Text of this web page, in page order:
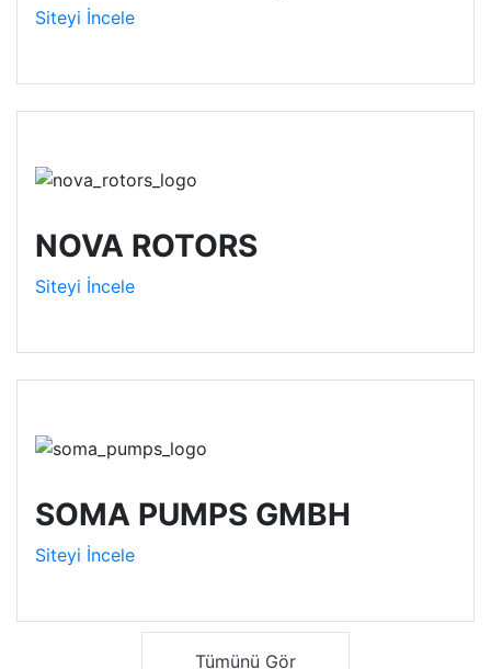
Siteyi İncele
NOVA ROTORS
Siteyi İncele
SOMA PUMPS GMBH
Siteyi İncele
Tümünü Gör